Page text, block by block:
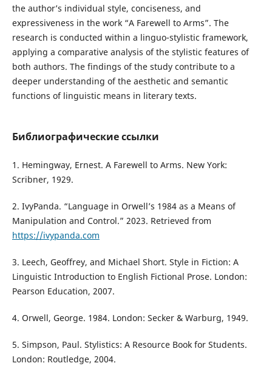
the author’s individual style, conciseness, and
expressiveness in the work “A Farewell to Arms”. The
research is conducted within a linguo-stylistic framework,
applying a comparative analysis of the stylistic features of
both authors. The findings of the study contribute to a
deeper understanding of the aesthetic and semantic
functions of linguistic means in literary texts.
Библиографические ссылки
1. Hemingway, Ernest. A Farewell to Arms. New York:
Scribner, 1929.
2. IvyPanda. “Language in Orwell’s 1984 as a Means of
Manipulation and Control.” 2023. Retrieved from
https://ivypanda.com
3. Leech, Geoffrey, and Michael Short. Style in Fiction: A
Linguistic Introduction to English Fictional Prose. London:
Pearson Education, 2007.
4. Orwell, George. 1984. London: Secker & Warburg, 1949.
5. Simpson, Paul. Stylistics: A Resource Book for Students.
London: Routledge, 2004.